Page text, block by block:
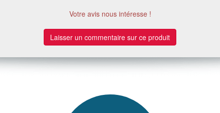
Votre avis nous intéresse !
Laisser un commentaire sur ce produit